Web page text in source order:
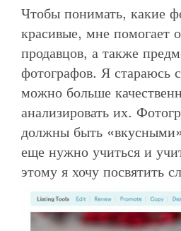
Чтобы понимать, какие
красивые, мне помогает
продавцов, а также
фотографов. Я стараюсь
можно больше
анализировать их.
должны быть
еще нужно учиться и
этому я хочу посвятить